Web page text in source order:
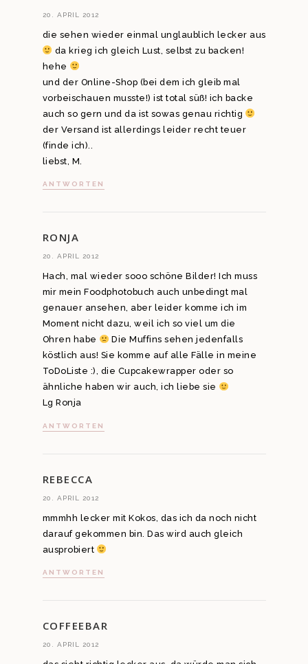
20. APRIL 2012
die sehen wieder einmal unglaublich lecker aus
da krieg ich gleich Lust, selbst zu backen!
hehe
und der Online-Shop (bei dem ich gleib mal
vorbeischauen musste!) ist total süß! ich backe
auch so gern und da ist sowas genau richtig
der Versand ist allerdings leider recht teuer
(finde ich)..
liebst, M.
ANTWORTEN
RONJA
20. APRIL 2012
Hach, mal wieder sooo schöne Bilder! Ich muss
mir mein Foodphotobuch auch unbedingt mal
genauer ansehen, aber leider komme ich im
Moment nicht dazu, weil ich so viel um die
Ohren habe
Die Muffins sehen jedenfalls
köstlich aus! Sie komme auf alle Fälle in meine
ToDoListe :), die Cupcakewrapper oder so
ähnliche haben wir auch, ich liebe sie
Lg Ronja
ANTWORTEN
REBECCA
20. APRIL 2012
mmmhh lecker mit Kokos, das ich da noch nicht
darauf gekommen bin. Das wird auch gleich
ausprobiert
ANTWORTEN
COFFEEBAR
20. APRIL 2012